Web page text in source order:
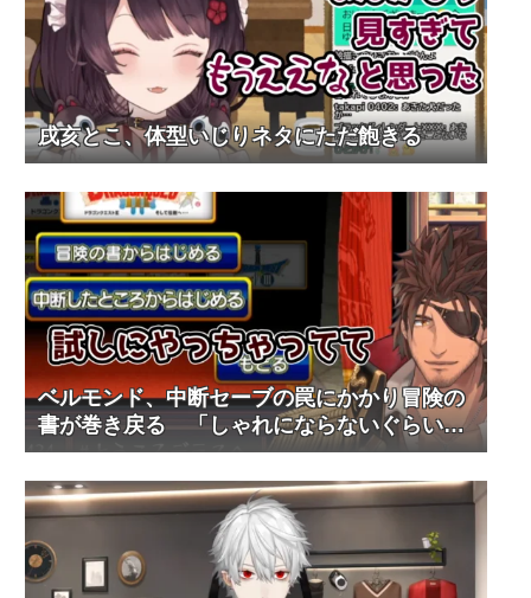
戌亥とこ、体型いじりネタにただ飽きる
ベルモンド、中断セーブの罠にかかり冒険の
書が巻き戻る 「しゃれにならないぐらいシ
ョック」